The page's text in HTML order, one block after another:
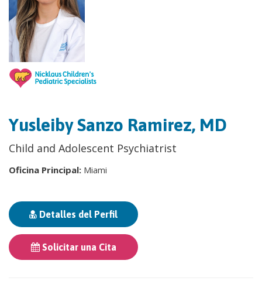
Yusleiby Sanzo Ramirez, MD
Child and Adolescent Psychiatrist
Oficina Principal: Miami
Detalles del Perfil
Solicitar una Cita